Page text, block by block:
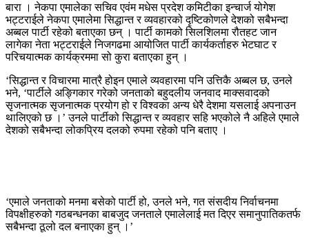
बारा । नेकपा एमालेका सचिव एवंम मधेस प्रदेश कमिटीका इन्चार्ज योगेश
भट्टराईले नेकपा एमालेमा सिद्धान्त र व्यवहारको दृष्टिकोणले देशको सबैभन्दा
अब्बल पार्टी रहेको बताएका छन् । पार्टी कामको सिलशिलमा रौतहट जान
लागेका नेता भट्टराईले निजगढमा आयोजित पार्टी कार्यकर्ताहरु भेटघाट र
परिचयात्मक कार्यक्रममा सो कुरा बताएका हुन् ।
‘सिद्धान्त र विचारमा मात्रै होइन एमाले व्यवहारमा पनि उत्तिकै अब्बल छ, उनले
भने, ‘पार्टीले अङ्गिकार गरेको जनताको बहुदलीय जनवाद माक्सवादको
सृजनात्मक सृजनात्मक प्रयोग हो र विश्वका अन्य धेरै देशमा यसलाई अपनाउन
थालिएको छ ।’ उनले पार्टीको सिद्धान्त र व्यवहार सहि भएकोले नै अहिले एमाले
देशको सबैभन्दा लोकप्रिय दलको रुपमा रहेको पनि बताए ।
‘एमाले जनताको मनमा बसेको पार्टी हो, उनले भने, गत संसदीय निर्वाचनमा
विपक्षीहरुको गठबन्धनका बाबजुद जनताले एमालेलाई मत दिएर समानुपातिकतर्फ
सबैभन्दा ठूलो दल बनाएका हुन् ।’